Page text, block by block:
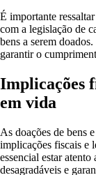
É importante
com a legislação de
bens a serem
garantir o
Implicações
em vida
As doações de bens
implicações fiscais e
essencial estar atento
desagradáveis e